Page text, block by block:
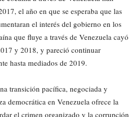
el año en que se esperaba que las
el interés del gobierno en los
que fluye a través de Venezuela cayó
y 2018, y pareció continuar
hasta mediados de 2019.
transición pacífica, negociada y
democrática en Venezuela ofrece la
el crimen organizado y la corrupción